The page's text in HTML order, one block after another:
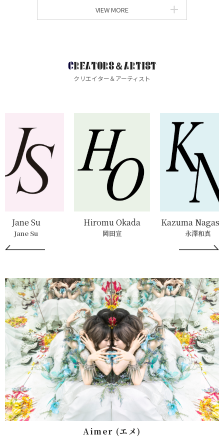
VIEW MORE
CREATORS＆ARTIST
クリエイター＆アーティスト
Jane Su
Jane Su
Hiromu Okada
岡田宣
Kazuma
永澤和真
Aimer (エメ)